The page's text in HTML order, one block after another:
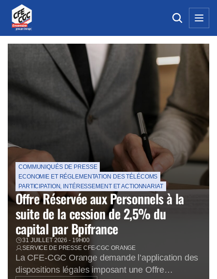
COMMUNIQUÉS DE PRESSE
ECONOMIE ET RÉGLEMENTATION DES TÉLÉCOMS
PARTICIPATION, INTÉRESSEMENT ET ACTIONNARIAT
Offre Réservée aux Personnels à la
suite de la cession de 2,5% du
capital par Bpifrance
31 JUILLET 2026 - 19H00
SERVICE DE PRESSE CFE-CGC ORANGE
La CFE-CGC Orange demande l’application des
dispositions légales imposant une Offre